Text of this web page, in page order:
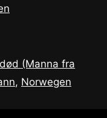
(Manna fra
, Norwegen